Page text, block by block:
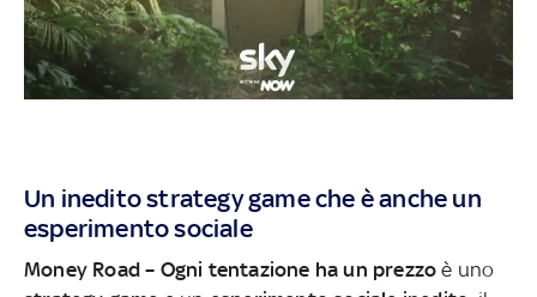
Un inedito strategy game che è anche un
esperimento sociale
Money Road – Ogni tentazione ha un prezzo è uno